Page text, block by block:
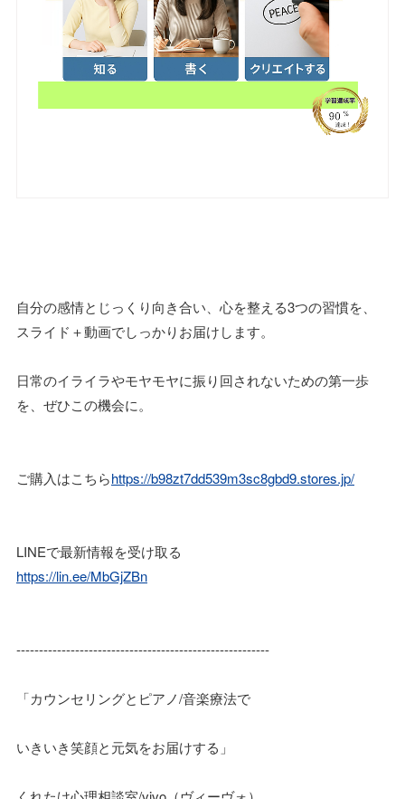
自分の感情とじっくり向き合い、心を整える3つの習慣を、
スライド＋動画でしっかりお届けします。
日常のイライラやモヤモヤに振り回されないための第一歩
を、ぜひこの機会に。
ご購入はこちらhttps://b98zt7dd539m3sc8gbd9.stores.jp/
LINEで最新情報を受け取る
https://lin.ee/MbGjZBn
--------------------------------------------------------
「カウンセリングとピアノ/音楽療法で
いきいき笑顔と元気をお届けする」